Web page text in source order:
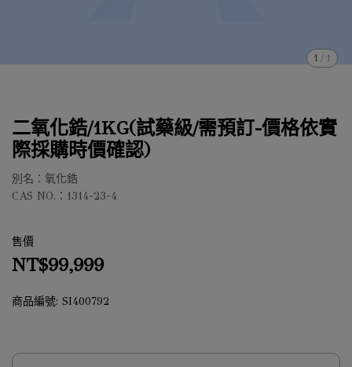
1 / 1
二氧化鋯/1KG(試藥級/需預訂-價格依實
際採購時價確認)
別名：氧化鋯
CAS NO.：1314-23-4
售價
NT$99,999
商品編號: SI400792